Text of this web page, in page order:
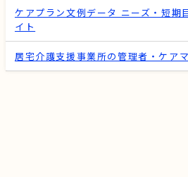
ケアプラン文例データ ニーズ・短期
イト
居宅介護支援事業所の管理者・ケア